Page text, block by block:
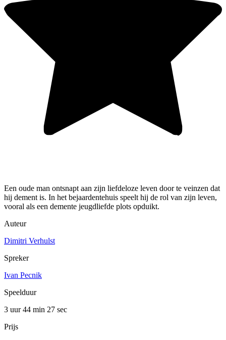
Een oude man ontsnapt aan zijn liefdeloze leven door te veinzen dat
hij dement is. In het bejaardentehuis speelt hij de rol van zijn leven,
vooral als een demente jeugdliefde plots opduikt.
Auteur
Dimitri Verhulst
Spreker
Ivan Pecnik
Speelduur
3 uur 44 min 27 sec
Prijs